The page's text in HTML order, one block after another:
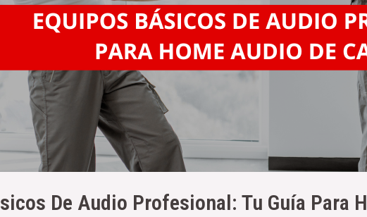
De Audio Profesional: Tu Guía Para